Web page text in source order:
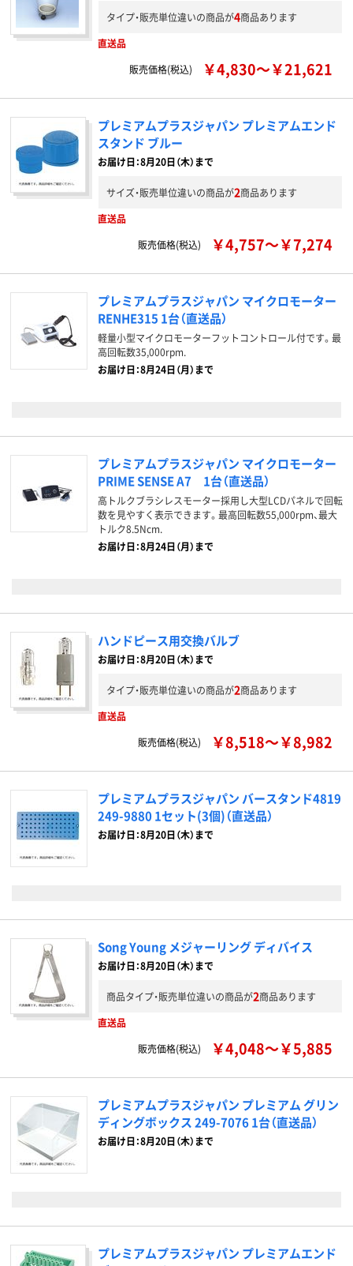
タイプ・販売単位違いの商品が4商品あります
直送品
販売価格(税込)
￥4,830～￥21,621
プレミアムプラスジャパン プレミアムエンド
スタンド ブルー
お届け日：8月20日（木）まで
サイズ・販売単位違いの商品が2商品あります
直送品
販売価格(税込)
￥4,757～￥7,274
プレミアムプラスジャパン マイクロモーター
RENHE315 1台（直送品）
軽量小型マイクロモーターフットコントロール付です。最
高回転数35,000rpm.
お届け日：8月24日（月）まで
プレミアムプラスジャパン マイクロモーター
PRIME SENSE A7 1台（直送品）
高トルクブラシレスモーター採用し大型LCDパネルで回転
数を見やすく表示できます。最高回転数55,000rpm、最大
トルク8.5Ncm.
お届け日：8月24日（月）まで
ハンドピース用交換バルブ
お届け日：8月20日（木）まで
タイプ・販売単位違いの商品が2商品あります
直送品
販売価格(税込)
￥8,518～￥8,982
プレミアムプラスジャパン バースタンド4819
249-9880 1セット(3個)（直送品）
お届け日：8月20日（木）まで
Song Young メジャーリング ディバイス
お届け日：8月20日（木）まで
商品タイプ・販売単位違いの商品が2商品あります
直送品
販売価格(税込)
￥4,048～￥5,885
プレミアムプラスジャパン プレミアム グリン
ディングボックス 249-7076 1台（直送品）
お届け日：8月20日（木）まで
プレミアムプラスジャパン プレミアムエンド